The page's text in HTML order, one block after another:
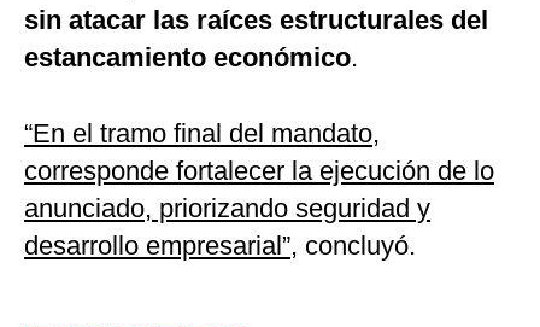
sin atacar las raíces estructurales del
estancamiento económico.
“En el tramo final del mandato,
corresponde fortalecer la ejecución de lo
anunciado, priorizando seguridad y
desarrollo empresarial”, concluyó.